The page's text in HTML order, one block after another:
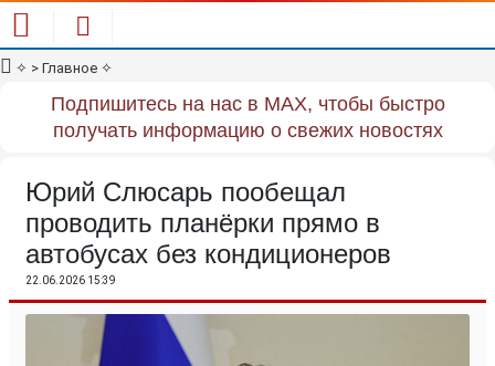
✧ > Главное ✧
Подпишитесь на нас в MAX, чтобы быстро
получать информацию о свежих новостях
Юрий Слюсарь пообещал
проводить планёрки прямо в
автобусах без кондиционеров
22.06.2026 15:39